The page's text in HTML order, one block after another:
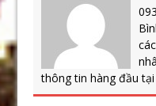
thông tin hàng đầu